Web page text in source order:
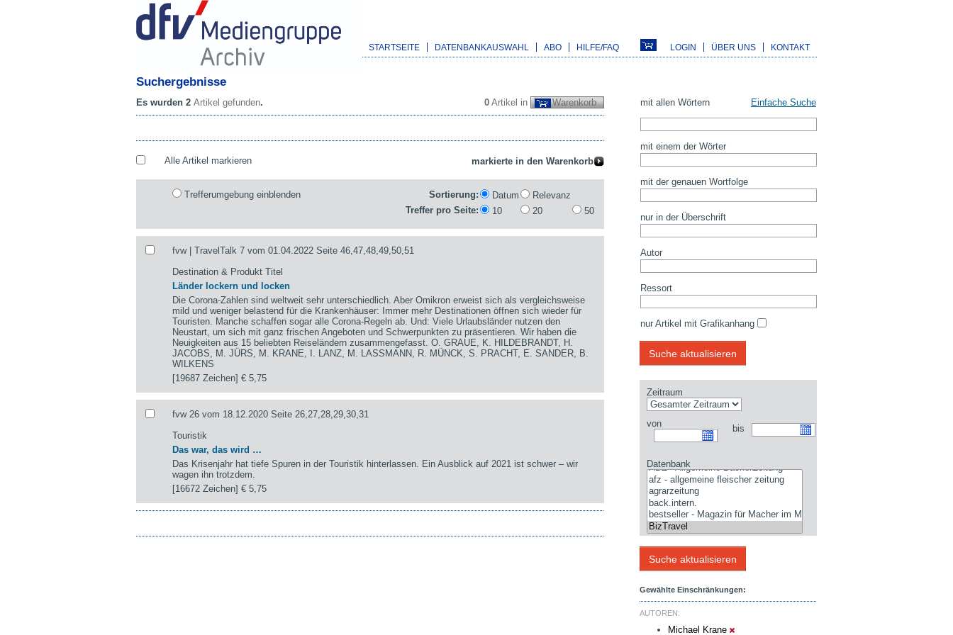
STARTSEITE DATENBANKAUSWAHL ABO HILFE/FAQ LOGIN ÜBER UNS KONTAKT
Suchergebnisse
0 Artikel in Warenkorb
Es wurden 2 Artikel gefunden.
Alle Artikel markieren
Trefferumgebung einblenden Sortierung: Datum
Relevanz
Treffer pro Seite:
10 20 50
fvw | TravelTalk 7 vom 01.04.2022 Seite 46,47,48,49,50,51
Destination & Produkt Titel
Länder lockern und locken
Die Corona-Zahlen sind weltweit sehr unterschiedlich. Aber Omikron erweist sich als vergleichsweise
mild und weniger belastend für die Krankenhäuser: Immer mehr Destinationen öffnen sich wieder für
Touristen. Manche schaffen sogar alle Corona-Regeln ab. Und: Viele Urlaubsländer nutzen den
Neustart, um sich mit ganz frischen Angeboten und Schwerpunkten zu präsentieren. Wir haben die
Neuigkeiten aus 15 beliebten Reiseländern zusammengefasst. O. GRAUE, K. HILDEBRANDT, H.
JACOBS, M. JÜRS, M. KRANE, I. LANZ, M. LASSMANN, R. MÜNCK, S. PRACHT, E. SANDER, B.
WILKENS
[19687 Zeichen]€ 5,75
fvw 26 vom 18.12.2020 Seite 26,27,28,29,30,31
Touristik
Das war, das wird …
Das Krisenjahr hat tiefe Spuren in der Touristik hinterlassen. Ein Ausblick auf 2021 ist schwer – wir
wagen ihn trotzdem.
[16672 Zeichen]€ 5,75
mit allen Wörtern Einfache Suche
mit einem der Wörter
mit der genauen Wortfolge
nur in der Überschrift
Autor
Ressort
nur Artikel mit Grafikanhang
Zeitraum
von bis
Datenbank
Gewählte Einschränkungen:
AUTOREN:
Michael Krane